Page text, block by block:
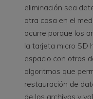
eliminación sea
otra cosa en el
ocurre porque los
la tarjeta micro SD
espacio con otros
algoritmos que
restauración de
de los archivos y